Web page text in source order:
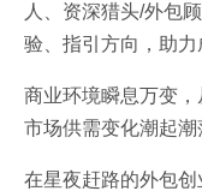
人、资深猎头/外包
验、指引方向，助力
商业环境瞬息万变
市场供需变化潮起潮
在星夜赶路的外包